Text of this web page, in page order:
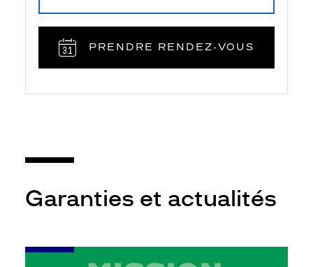
PRENDRE RENDEZ‑VOUS
Garanties et actualités
-